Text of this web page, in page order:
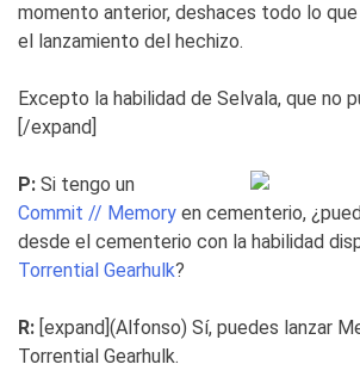
momento anterior, deshaces todo lo
el lanzamiento del hechizo.
Excepto la habilidad de Selvala, que no
[/expand]
P: Si tengo un
Commit // Memory en cementerio,
desde el cementerio con la habilidad
Torrential Gearhulk?
R: [expand](Alfonso) Sí, puedes lanzar
Torrential Gearhulk.